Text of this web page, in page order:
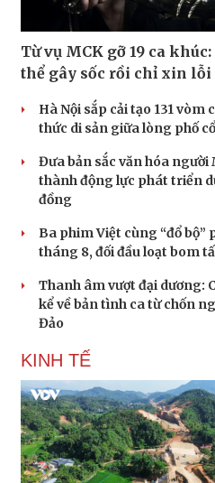
Từ vụ MCK gỡ 19 ca
thể gây sốc rồi chỉ xin
Hà Nội sắp cải tạo 131 vòm
thức di sản giữa lòng phố cổ
Đưa bản sắc văn hóa người
thành động lực phát triển
đồng
Ba phim Việt cùng “đổ bộ”
tháng 8, đối đầu loạt bom
Thanh âm vượt đại dương:
kể về bản tình ca từ chốn
Đảo
KINH TẾ